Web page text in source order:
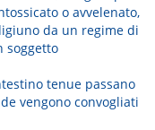
o avvelenato,
da un regime di
soggetto
tenue passano
vengono convogliati